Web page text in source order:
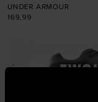
Dodaj produkt
UNDER ARMOUR
169,99